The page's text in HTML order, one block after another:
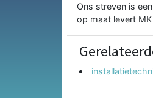
Ons streven is
op maat levert